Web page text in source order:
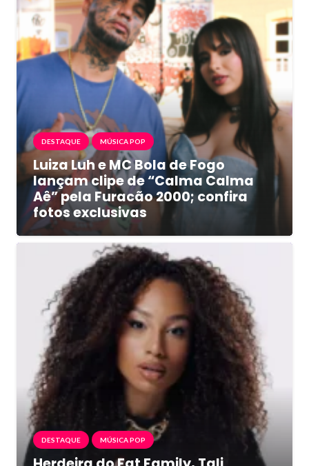
DESTAQUE MÚSICA POP
Luiza Luh e MC Bola de Fogo
lançam clipe de “Calma Calma
Aê” pela Furacão 2000; confira
fotos exclusivas
DESTAQUE MÚSICA POP